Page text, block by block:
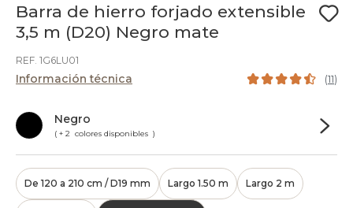
Barra de hierro forjado extensible
3,5 m (D20) Negro mate
REF. 1G6LU01
Información técnica (11)
Negro
( + 2 colores disponibles )
De 120 a 210 cm / D19 mm Largo 1.50 m Largo 2 m